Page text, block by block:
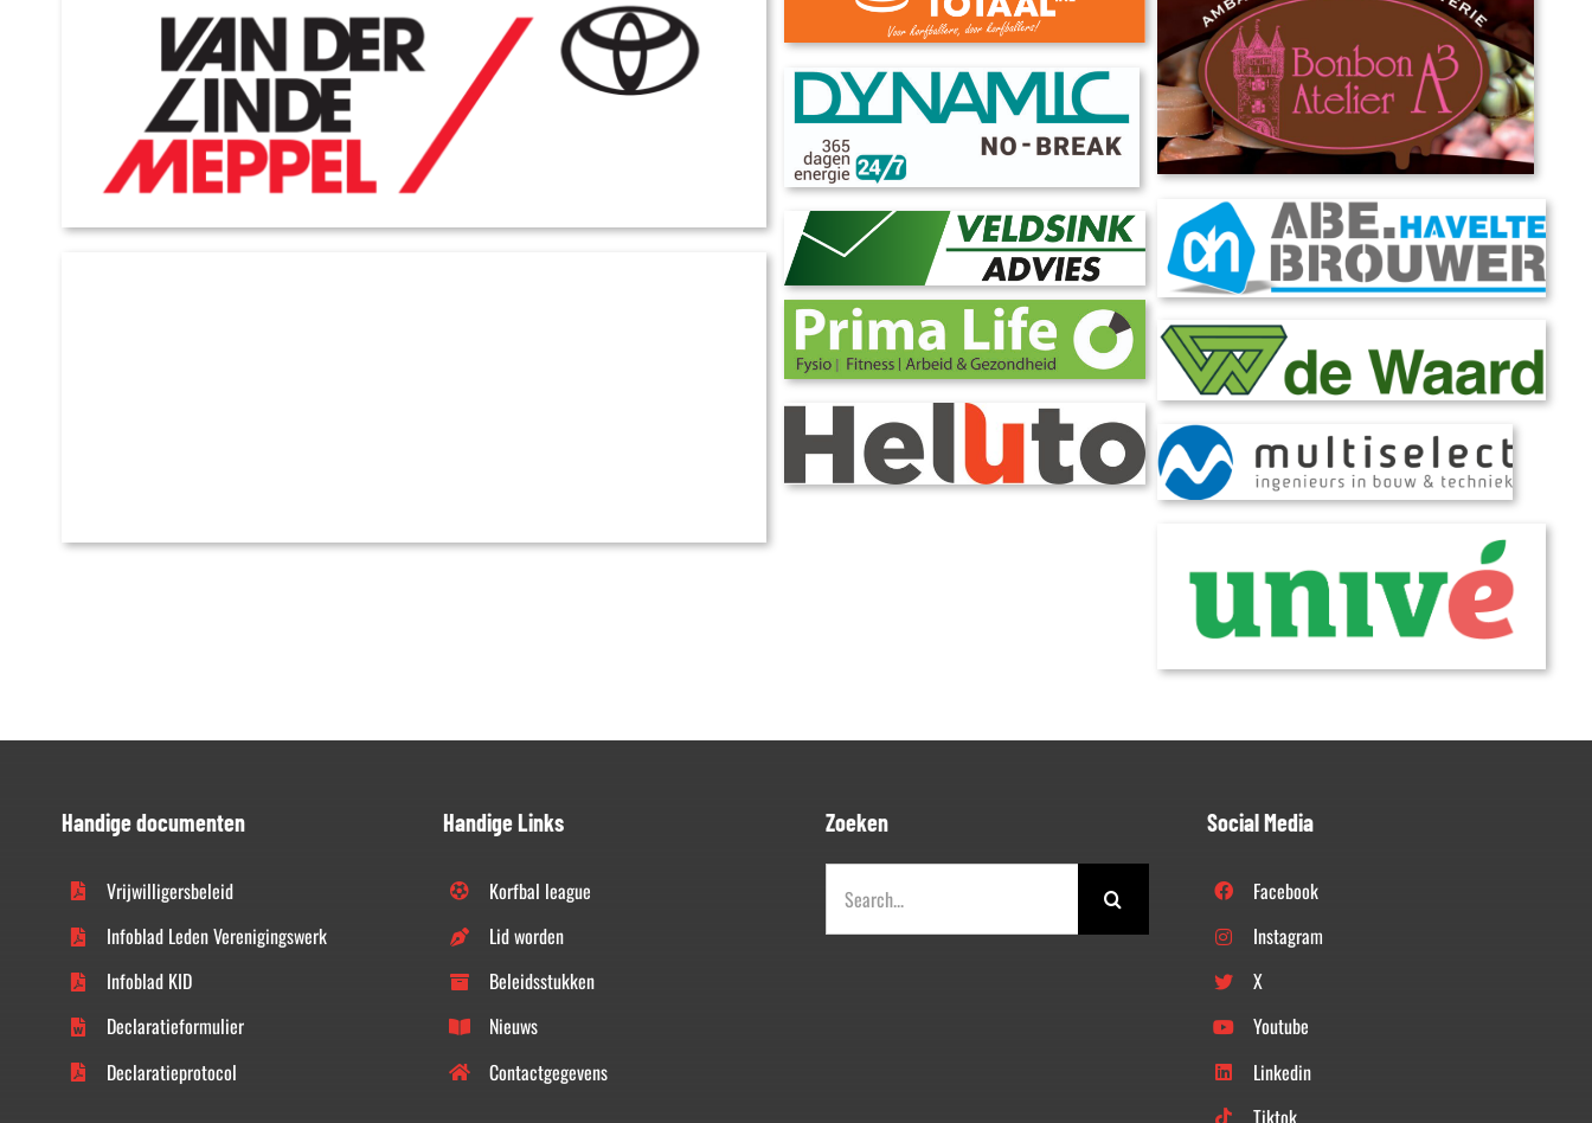
Handige documenten
Vrijwilligersbeleid
Infoblad Leden Verenigingswerk
Infoblad KID
Declaratieformulier
Declaratieprotocol
Handige Links
Korfbal league
Lid worden
Beleidsstukken
Nieuws
Contactgegevens
Zoeken
naar:
Social Media
Facebook
Instagram
X
Youtube
Linkedin
Tiktok